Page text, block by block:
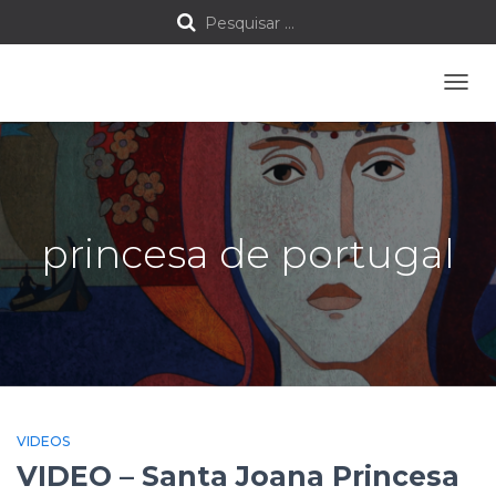
P
q
s
a
r
o
Pesquisar …
A
princesa de portugal
VIDEOS
VIDEO – Santa Joana Princesa